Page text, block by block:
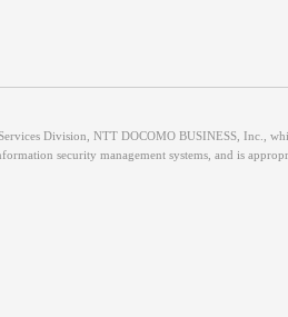
Division, NTT DOCOMO BUSINESS, Inc.,
security management systems, and is